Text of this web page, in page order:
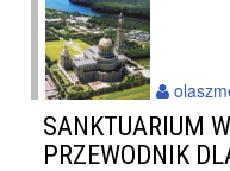
SANKTUARIUM
PRZEWODNIK